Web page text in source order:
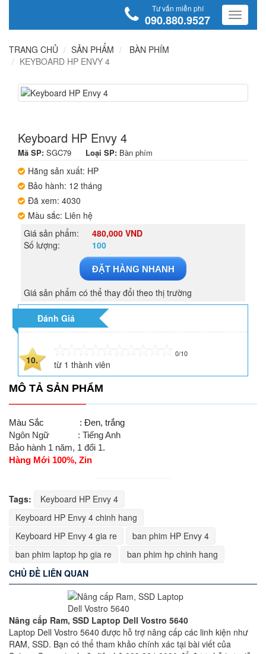
Tư vấn miễn phí
090.880.9527
TRANG CHỦ SẢN PHẨM
BÀN PHÍM
KEYBOARD HP ENVY 4
Keyboard HP Envy 4
Mã SP: SGC79 Loại SP: Bàn phím
Hãng sản xuất: HP
Bảo hành: 12 tháng
Đã xem: 4030
Màu sắc: Liên hệ
Giá sản phẩm:
480,000 VND
Số lượng:
100
ĐẶT HÀNG NHANH
Giá sản phẩm có thể thay đổi theo thị trường
Đánh Giá
10.
0/10
từ 1 thành viên
MÔ TẢ SẢN PHẨM
Màu Sắc : Đen, trắng
Ngôn Ngữ : Tiếng Anh
Bảo hành 1 năm, 1 đổi 1.
Hàng Mới 100%, Zin
Tags:
Keyboard HP Envy 4
Keyboard HP Envy 4 chinh hang
Keyboard HP Envy 4 gia re
ban phim HP Envy 4
ban phim laptop hp gia re
ban phim hp chinh hang
CHỦ ĐỀ LIÊN QUAN
Nâng cấp Ram, SSD Laptop Dell Vostro 5640
Laptop Dell Vostro 5640 được hỗ trợ nâng cấp các linh kiện như
RAM, SSD. Bạn có thể tham khảo chính xác tại bài viết của